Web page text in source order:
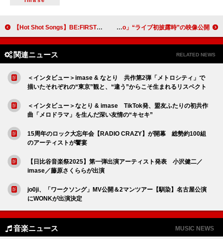
【Hot Shot Songs】BE:FIRST「Spacecraft」首位、いきものがかり＆レミオロメン“平成ソング”が急上昇 Travis Japan、新曲「Say I do」“ライブ初披露時”の映像公開
関連ニュース RELATED NEWS
＜インタビュー＞imase & なとり 共作第2弾「メトロシティ」で
描いたそれぞれの“東京”観と、“違う”からこそ生まれるリスペクト
＜インタビュー＞なとり & imase TikTok発、盟友ふたりの初共作
曲「メロドラマ」を生んだ深い友情の“キセキ”
15周年のロック大忘年会【RADIO CRAZY】が開幕 総勢約100組
のアーティストが饗宴
【日比谷音楽祭2025】第一弾出演アーティスト発表 小沢健二／
imase／藤原さくららが出演
jo0ji、「ワークソング」MV公開＆2マンツアー【馴染】名古屋公演
にWONKが出演決定
音楽ニュース MUSIC NEWS